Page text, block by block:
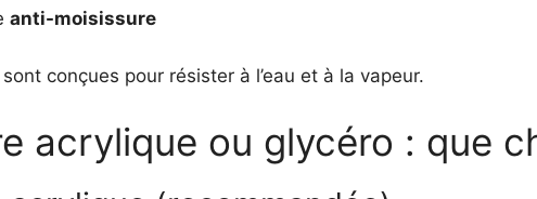
anti-moisissure
conçues pour résister à l’eau et à la vapeur.
acrylique ou glycéro : que